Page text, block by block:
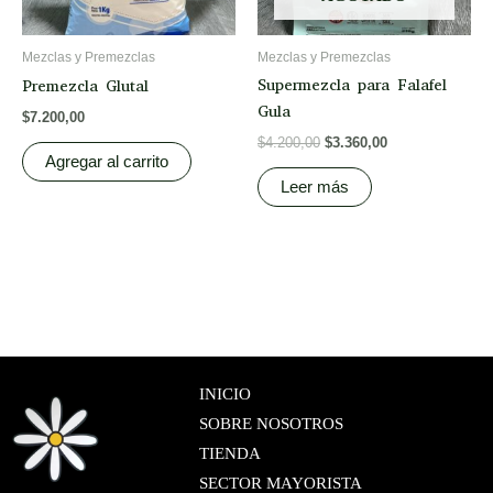
Mezclas y Premezclas
Premezcla Glutal
$7.200,00
Agregar al carrito
Mezclas y Premezclas
Supermezcla para Falafel
Gula
$4.200,00 $3.360,00
Leer más
INICIO
SOBRE NOSOTROS
TIENDA
SECTOR MAYORISTA